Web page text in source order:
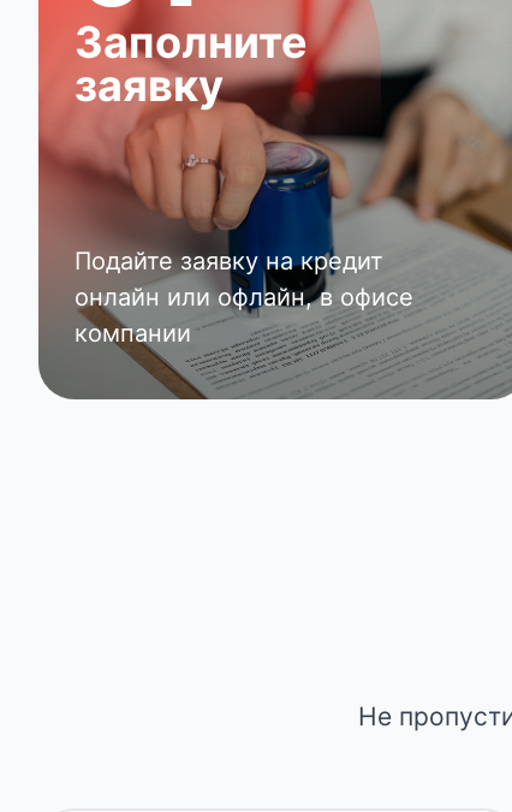
Заполните
заявку
Подайте заявку на кредит
онлайн или офлайн, в офисе
компании
Не